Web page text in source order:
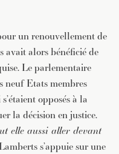
un renouvellement de
avait alors bénéficié de
Le parlementaire
neuf Etats membres
opposés à la
la décision en justice.
elle aussi aller devant
s’appuie sur une